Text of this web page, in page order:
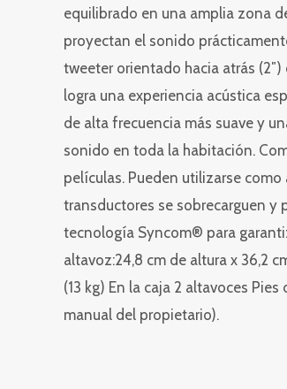
equilibrado en una amplia zona
proyectan el sonido
tweeter orientado hacia atrás
logra una experiencia acústica
de alta frecuencia más suave y
sonido en toda la habitación.
películas. Pueden utilizarse
transductores se sobrecarguen
tecnología Syncom® para
altavoz:24,8 cm de altura x 36,2
(13 kg) En la caja 2 altavoces
manual del propietario).